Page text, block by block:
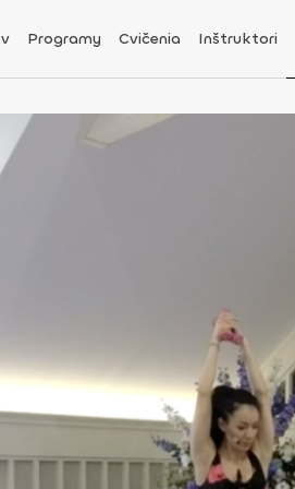
Programy Cvičenia Inštruktori